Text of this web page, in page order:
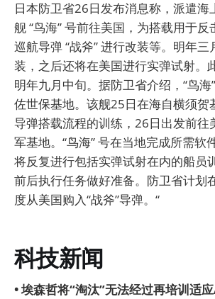
日本防卫省26日发布消息称，派遣海
舰 “鸟海” 号前往美国，为搭载用于
巡航导弹 “战斧” 进行改装等。明年三
装，之后还将在美国进行实弹试射。
明年九月中旬。据防卫省介绍，“鸟海
佐世保基地。该舰25日在海自横须贺
导弹搭载流程的训练，26日出发前往
军基地。“鸟海” 号在当地完成所需软
将反复进行包括实弹试射在内的船员
前后执行任务做好准备。防卫省计划
度从美国购入“战斧”导弹。“
科技新闻
• 埃森哲将“淘汰”无法经过再培训适